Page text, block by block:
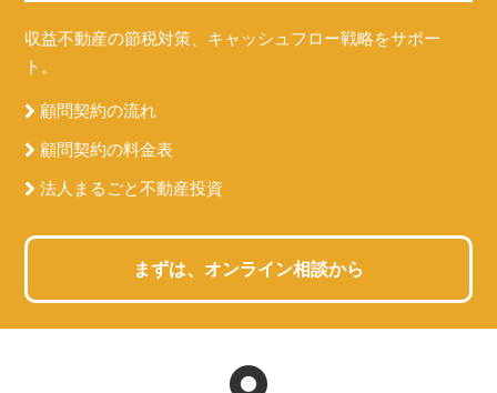
収益不動産の節税対策、キャッシュフロー戦略をサポー
ト。
顧問契約の流れ
顧問契約の料金表
法人まるごと不動産投資
まずは、オンライン相談から